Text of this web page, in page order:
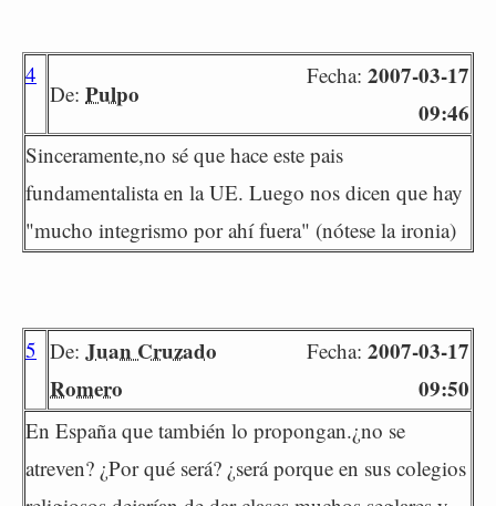
4
De: Pulpo
Fecha: 2007-03-17
09:46
Sinceramente,no sé que hace este pais
fundamentalista en la UE. Luego nos dicen que hay
"mucho integrismo por ahí fuera" (nótese la ironia)
5 De: Juan Cruzado
Romero
Fecha: 2007-03-17
09:50
En España que también lo propongan.¿no se
atreven? ¿Por qué será? ¿será porque en sus colegios